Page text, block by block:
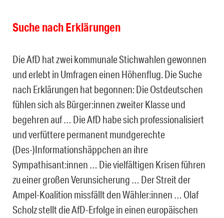
Suche nach Erklärungen
Die AfD hat zwei kommunale Stichwahlen gewonnen
und erlebt in Umfragen einen Höhenflug. Die Suche
nach Erklärungen hat begonnen: Die Ostdeutschen
fühlen sich als Bürger:innen zweiter Klasse und
begehren auf … Die AfD habe sich professionalisiert
und verfüttere permanent mundgerechte
(Des-)Informationshäppchen an ihre
Sympathisant:innen … Die vielfältigen Krisen führen
zu einer großen Verunsicherung … Der Streit der
Ampel-Koalition missfällt den Wähler:innen … Olaf
Scholz stellt die AfD-Erfolge in einen europäischen